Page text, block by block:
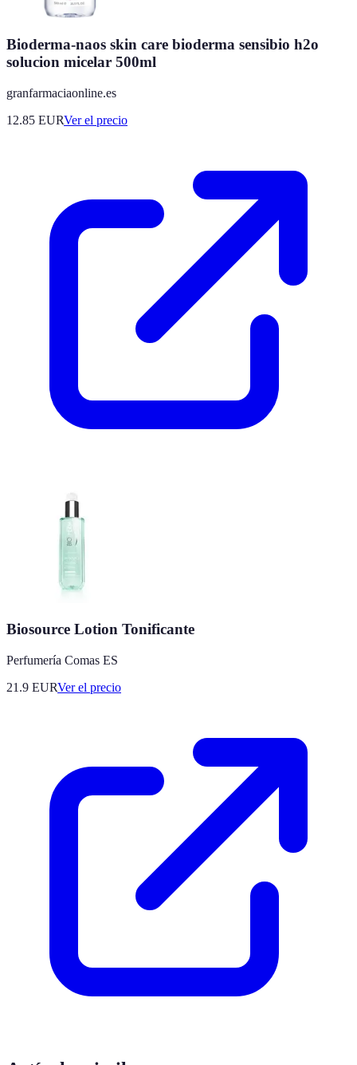
Bioderma-naos skin care bioderma sensibio h2o
solucion micelar 500ml
granfarmaciaonline.es
12.85 EURVer el precio
Biosource Lotion Tonificante
Perfumería Comas ES
21.9 EURVer el precio